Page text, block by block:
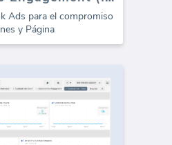
Ads para el compromiso
y Página